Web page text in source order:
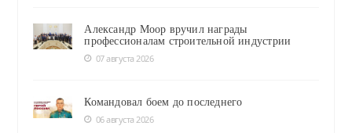
Александр Моор вручил награды
профессионалам строительной индустрии
07 августа 2026
Командовал боем до последнего
06 августа 2026